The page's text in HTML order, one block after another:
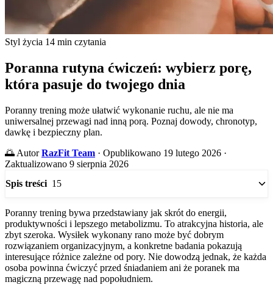
Styl życia 14 min czytania
Poranna rutyna ćwiczeń: wybierz porę,
która pasuje do twojego dnia
Poranny trening może ułatwić wykonanie ruchu, ale nie ma
uniwersalnej przewagi nad inną porą. Poznaj dowody, chronotyp,
dawkę i bezpieczny plan.
🌅 AutorRazFit Team · Opublikowano 19 lutego 2026 ·
Zaktualizowano 9 sierpnia 2026
Spis treści 15
Poranny trening bywa przedstawiany jak skrót do energii,
produktywności i lepszego metabolizmu. To atrakcyjna historia, ale
zbyt szeroka. Wysiłek wykonany rano może być dobrym
rozwiązaniem organizacyjnym, a konkretne badania pokazują
interesujące różnice zależne od pory. Nie dowodzą jednak, że każda
osoba powinna ćwiczyć przed śniadaniem ani że poranek ma
magiczną przewagę nad popołudniem.